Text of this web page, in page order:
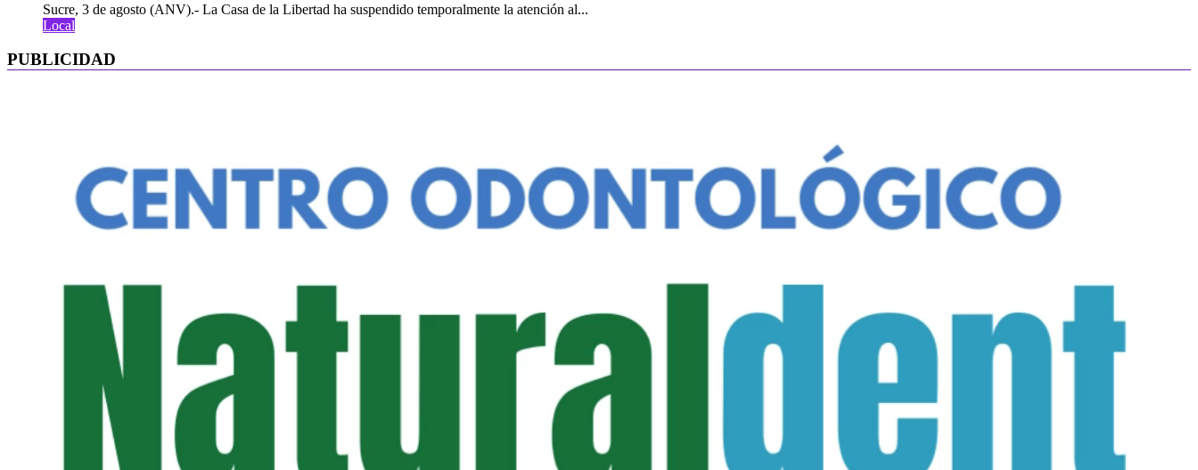
Sucre, 3 de agosto (ANV).- La Casa de la Libertad ha suspendido temporalmente la atención al...
Local
PUBLICIDAD